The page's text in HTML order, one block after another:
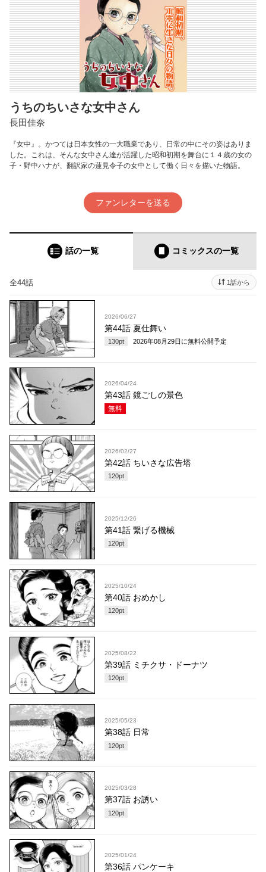
うちのちいさな女中さん
長田佳奈
『女中』。かつては日本女性の一大職業であり、日常の中にその姿はありま
した。これは、そんな女中さん達が活躍した昭和初期を舞台に１４歳の女の
子・野中ハナが、翻訳家の蓮見令子の女中として働く日々を描いた物語。
ファンレターを送る
話の一覧 コミックスの一覧
全44話 1話から
2026/06/27
第44話 夏仕舞い
130pt 2026年08月29日 に無料公開予定
2026/04/24
第43話 鏡ごしの景色
無料
2026/02/27
第42話 ちいさな広告塔
120pt
2025/12/26
第41話 繋げる機械
120pt
2025/10/24
第40話 おめかし
120pt
2025/08/22
第39話 ミチクサ・ドーナツ
120pt
2025/05/23
第38話 日常
120pt
2025/03/28
第37話 お誘い
120pt
2025/01/24
第36話 パンケーキ